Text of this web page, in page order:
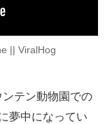
|| ViralHog
テン動物園での
夢中になってい